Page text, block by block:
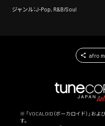
ジャンル：J-Pop, R&B/Soul
afro
※ 「VOCALOID（ボーカロイド）」お
す。